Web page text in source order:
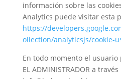
información sobre las
Analytics puede visitar esta
https://
ollection/analyticsjs/cookie-
En todo momento el
EL ADMINISTRADOR a